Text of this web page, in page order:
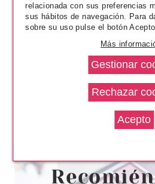
CATRICE
CATRICE
-30%
relacionada con sus preferencias
sus hábitos de navegación. Para
sobre su uso pulse el botón
Más